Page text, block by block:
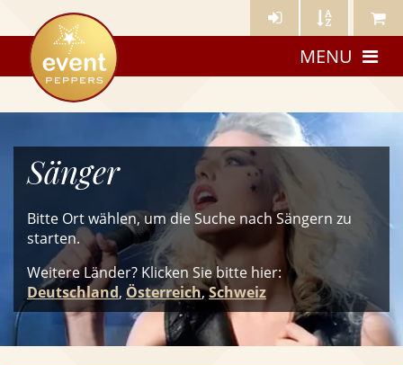
Künstler- Künstler Meine
eventpeppers
MENU
Sänger
Bitte Ort wählen, um die Suche nach Sängern zu
starten.
Weitere Länder? Klicken Siebitte hier:
Deutschland, Österreich,Schweiz